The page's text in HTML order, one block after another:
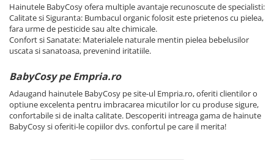
Hainutele BabyCosy ofera multiple avantaje recunoscute de specialisti:
Calitate si Siguranta: Bumbacul organic folosit este prietenos cu pielea,
fara urme de pesticide sau alte chimicale.
Confort si Sanatate: Materialele naturale mentin pielea bebelusilor
uscata si sanatoasa, prevenind iritatiile.
BabyCosy pe Empria.ro
Adaugand hainutele BabyCosy pe site-ul Empria.ro, oferiti clientilor o
optiune excelenta pentru imbracarea micutilor lor cu produse sigure,
confortabile si de inalta calitate. Descoperiti intreaga gama de hainute
BabyCosy si oferiti-le copiilor dvs. confortul pe care il merita!